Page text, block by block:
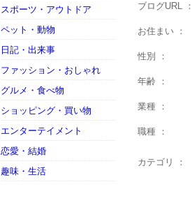
スポーツ・アウトドア
ペット・動物
日記・出来事
ファッション・おしゃれ
グルメ・食べ物
ショッピング・買い物
エンターテイメント
恋愛・結婚
趣味・生活
ブログURL ：
お住まい ：
性別 ：
年齢 ：
業種 ：
職種 ：
カテゴリ ：